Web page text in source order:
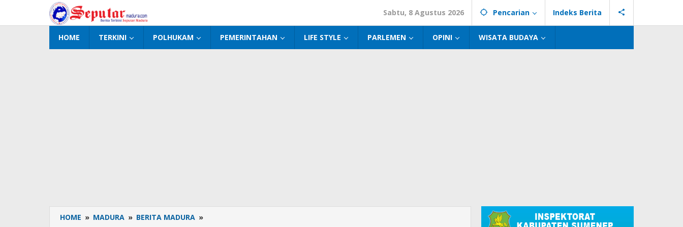
konten
Sabtu, 8 Agustus 2026 Pencarian Indeks Berita
HOME TERKINI POLHUKAM PEMERINTAHAN LIFE STYLE PARLEMEN OPINI WISATA BUDAYA
HOME » MADURA » BERITA MADURA »